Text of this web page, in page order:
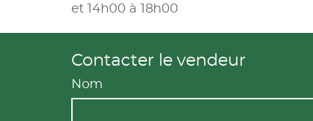
et 14h00 à 18h00
Contacter le vendeur
Nom